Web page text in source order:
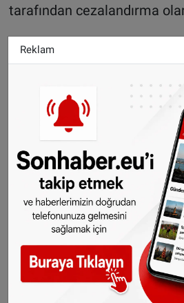
tarafından cezalandırma
Bisikletçiler Birliği ise asıl
altyapı eksikliği olduğunu
ve hızlı bisikletçilerin dar ve
paylaşması sorun yaratıyor.
güvensizlik hissi
sınırı değil, altyapının
açıklamasında bulundu.
©Sonhaber.eu
Fotoğraf:Pablo Ramon -
Haberlerimizi İnsta gram ,
Youtubehesaplarımızdan
Reklam